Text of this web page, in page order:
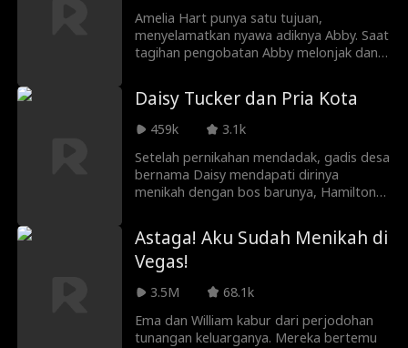
mengalahkan rasa sakit dan kemalangan?
Amelia Hart punya satu tujuan,
menyelamatkan nyawa adiknya Abby. Saat
tagihan pengobatan Abby melonjak dan
layanan pendamping terbesar di LA.
Solusinya terletak pada pertemuan
berisiko tinggi dengan CEO Miliarder
Nathan Reed. Untuk menyelamatkan
nyawa adiknya, Amelia Hart harus
menawarkan nyawa. Dia harus menikahi
Daisy Tucker dan Pria Kota
459k
3.1k
Setelah pernikahan mendadak, gadis desa
bernama Daisy mendapati dirinya
menikah dengan bos barunya, Hamilton
presdir jahat Hamilton, Bianca,
mengancam untuk menghancurkan
hubungan mereka sebelum mereka
sempat saling mengungkapkan cinta
mereka.
Astaga! Aku Sudah Menikah di
Vegas!
3.5M
68.1k
Ema dan William kabur dari perjodohan
tunangan keluarganya. Mereka bertemu